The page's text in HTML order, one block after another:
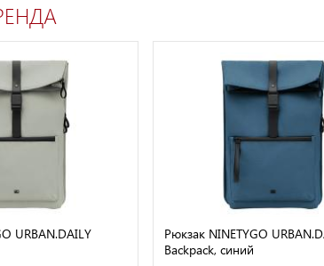
URBAN.DAILY
Рюкзак NINETYGO
Backpack, синий